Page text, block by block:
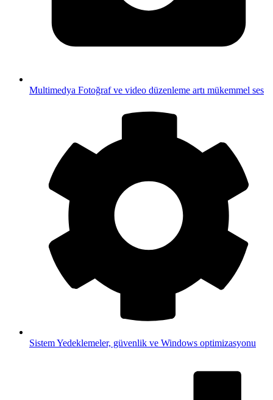
Multimedya Fotoğraf ve video düzenleme artı mükemmel ses
SistemYedeklemeler, güvenlik ve Windows optimizasyonu